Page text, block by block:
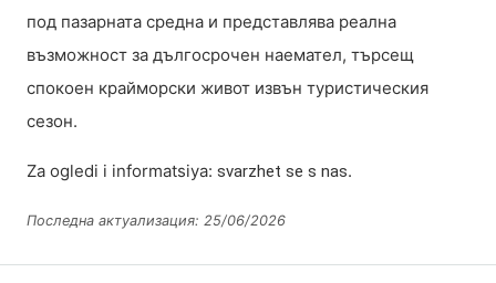
под пазарната средна и представлява реална
възможност за дългосрочен наемател, търсещ
спокоен крайморски живот извън туристическия
сезон.
Za ogledi i informatsiya: svarzhet se s nas.
Последна актуализация: 25/06/2026